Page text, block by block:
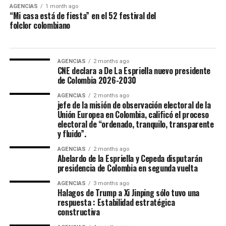
para los Juegos Nacionales de 1970.
Cepeda, que lamentó la injerencia de Estados Unidos
durante el proceso electoral y aseguró que las demandas
que interpuso ante la justicia local contra de la Espriella
El senador devenido desde ahora en el jefe de la
oposición anunció que hará un recorrido por el país
para aunar esfuerzos en las regiones en defensa del
medioambiente, los logros sociales, el respeto por los
trabajadores y en contra de un modelo político basado
en la depredación. “Si de la Espriella y el nuevo gobierno
deciden recorrer el camino del diálogo, de la sensatez y
del entendimiento nacional, si optan por construir
acuerdos sobre la base del respeto mutuo y del interés
general, encontrarán en nosotros una disposición
sincera de concertación”, afirmó Cepeda, que le reiteró a
de la Espriella: “Hoy somos media Colombia contada en
las urnas. Somos una parte fundamental de la nación.
AGENCIAS 1 month ago
“Mi casa está de fiesta” en el 52 festival del
folclor colombiano
AGENCIAS 2 months ago
CNE declara a De La Espriella nuevo presidente
de Colombia 2026-2030
AGENCIAS 2 months ago
jefe de la misión de observación electoral de la
Unión Europea en Colombia, calificó el proceso
electoral de “ordenado, tranquilo, transparente
y fluido”.
AGENCIAS 2 months ago
Abelardo de la Espriella y Cepeda disputarán
presidencia de Colombia en segunda vuelta
AGENCIAS 3 months ago
Halagos de Trump a Xi Jinping sólo tuvo una
respuesta : Estabilidad estratégica
constructiva